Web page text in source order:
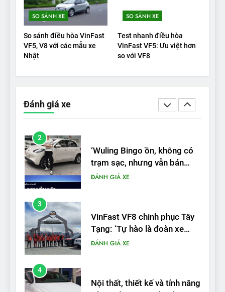
SO SÁNH XE
So sánh điều hòa VinFast
VF5, V8 với các mẫu xe
Nhật
SO SÁNH XE
Test nhanh điều hòa
VinFast VF5: Ưu việt hơn
so với VF8
Đánh giá xe
1
Xe tốt nhất để mua năm
2025: Green Car Reports
nêu tên 5 người vào chung
kết – Mỹ
ĐÁNH GIÁ XE
‘Wuling Bingo ồn, không có
trạm sạc, nhưng vẫn bán
3
VinFast VF8 chinh phục Tây
Tạng: ‘Tự hào là đoàn xe
điện Việt Nam đầu tiên lăn
ĐÁNH GIÁ XE
4
Nội thất, thiết kế và tính năng
của Audi S6 Sportback e-
tron
ĐÁNH GIÁ XE
5
VinFast VF8 đạt 4 sao trong